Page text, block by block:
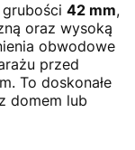
42 mm,
oraz wysoką
obwodowe
przed
To doskonałe
domem lub